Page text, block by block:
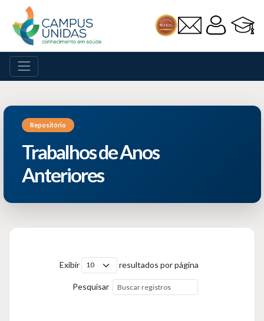
Repositório
Trabalhos de Anos
Anteriores
Exibir resultados por página
Pesquisar